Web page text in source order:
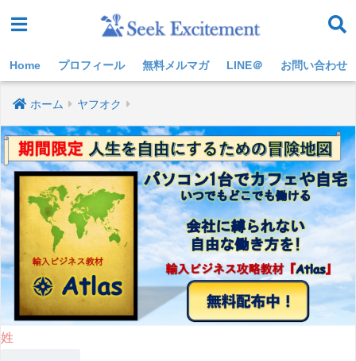
Home プロフィール 無料メルマガ LINE＠ お問い合わせ
ホーム ヤフオク
姓